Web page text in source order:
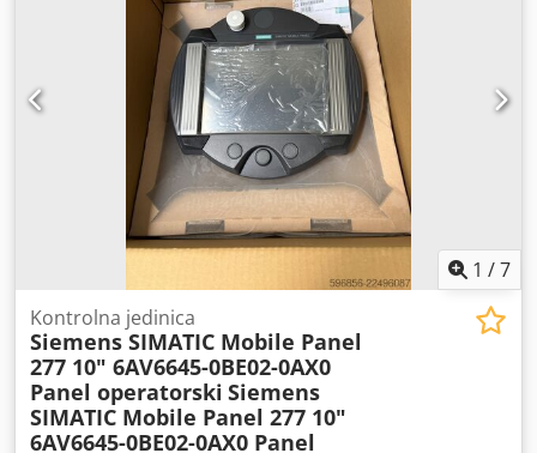
1 /7
Kontrolna jedinica
Siemens SIMATIC Mobile Panel
277 10" 6AV6645-0BE02-0AX0
Panel operatorski Siemens
SIMATIC Mobile Panel 277 10"
6AV6645-0BE02-0AX0 Panel